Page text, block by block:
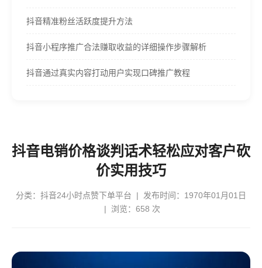
抖音精准粉丝活跃度提升方法
抖音小程序推广合法赚取收益的详细操作步骤解析
抖音通过真实内容打动用户实现口碑推广教程
抖音电销价格谈判话术轻松应对客户砍
价实用技巧
分类： 抖音24小时点赞下单平台 | 发布时间：1970年01月01日
| 浏览：658 次